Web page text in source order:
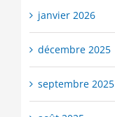
janvier 2026
décembre 2025
septembre 2025